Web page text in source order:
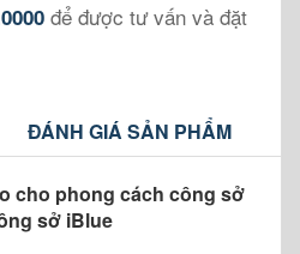
để được tư vấn và đặt
ĐÁNH GIÁ SẢN PHẨM
cho phong cách công sở
sở iBlue